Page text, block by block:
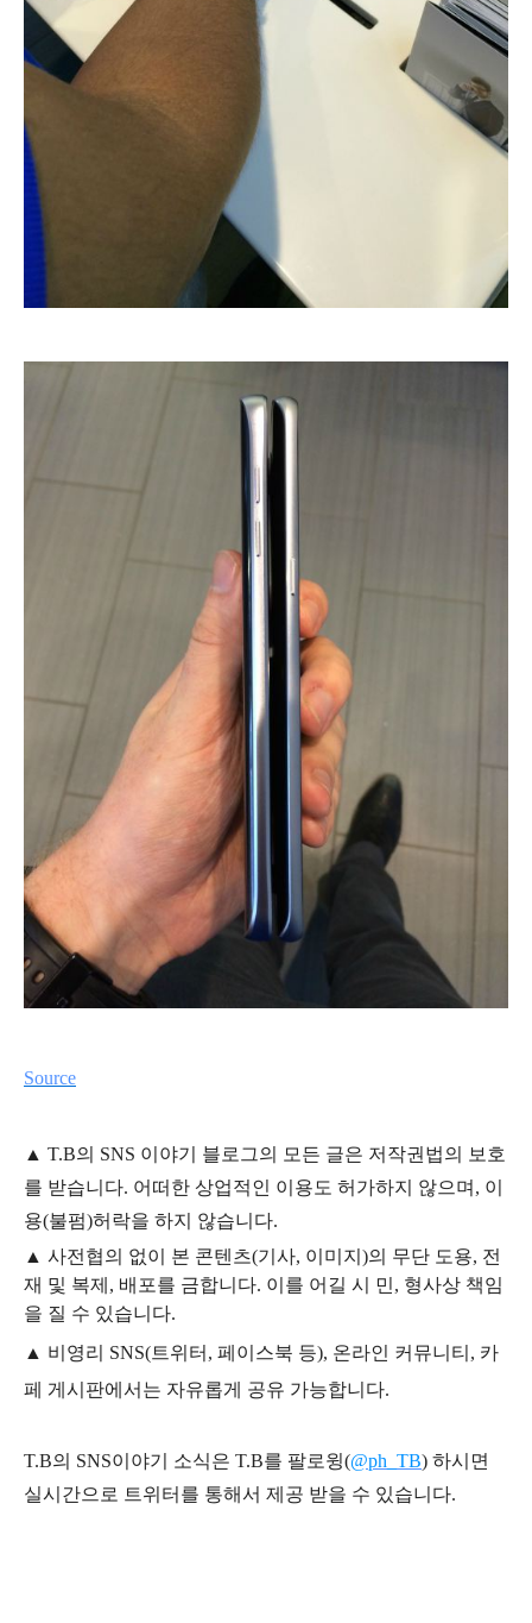
Source
▲ T.B의 SNS 이야기 블 로그의 모든 글은 저작권법의 보호
를 받습니다. 어떠한 상업적인 이용도 허가하지 않으며, 이
용(불펌)허락을 하지 않습니다.
▲ 사전협의 없이 본 콘텐츠(기사, 이미지)의 무단 도용, 전
재 및 복제, 배포를 금합니다. 이를 어길 시 민, 형사상 책임
을 질 수 있습니다.
▲ 비영리 SNS(트위터, 페이스북 등), 온라인 커뮤니티, 카
페 게시판에서는 자유롭게 공유 가능합니다.
T.B의 SNS이야기 소식은 T.B를 팔로윙(@ph_TB) 하시면
실시간으로 트위터를 통해서 제공 받을 수 있습니다.